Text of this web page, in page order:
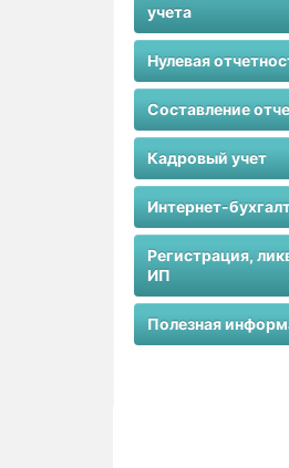
учета
Нулевая
Составление
Кадровый учет
Интернет-
Регистрация,
ИП
Полезная